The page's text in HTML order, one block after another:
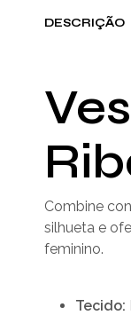
DESCRIÇÃO
Combine
silhueta e
feminino.
Tecido: